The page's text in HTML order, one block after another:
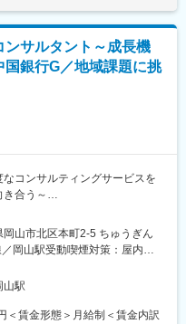
ジメントや、技術に特化した
が可能です。コンサルティン
業務委託を請けているクライ
です。
風土改革“Project PRIDE”によ
化」「短日短時間勤務制度の
などを実施。社員の多様な働
に繋がっています。
ンサルタント～成長機
銀行G／地域課題に挑
コンサルティングサービスを
合う～
ルインフラの整備や人材の不
プロジェクトに関わることが
方というフィールドで、自治体
ながら業務を進めていく、社
山市北区本町2-5 ちゅうぎん
岡山駅受動喫煙対策：屋内全
山駅
＜賃金形態＞月給制＜賃金内訳